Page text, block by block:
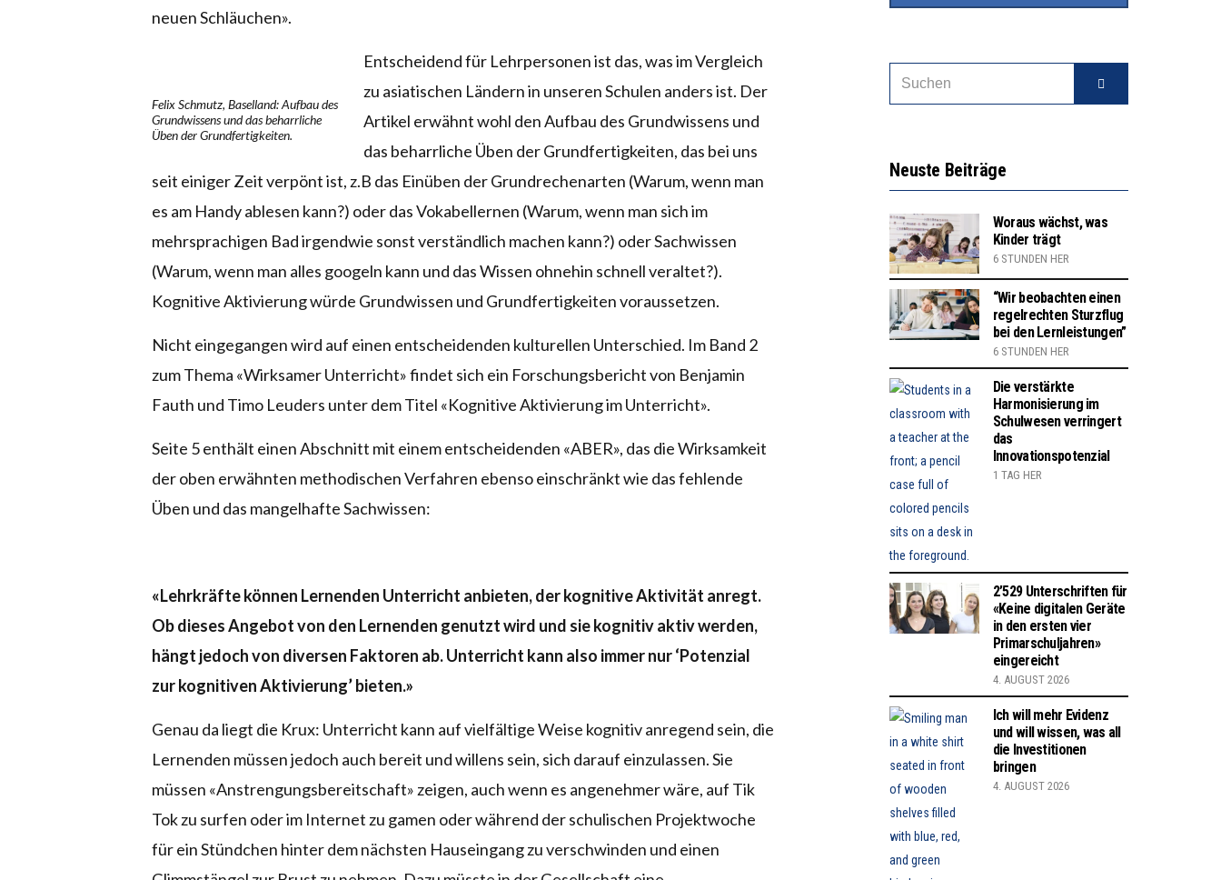
neuen Schläuchen».
Felix Schmutz, Baselland: Aufbau des
Grundwissens und das beharrliche
Üben der Grundfertigkeiten.
Entscheidend für Lehrpersonen ist das, was im Vergleich
zu asiatischen Ländern in unseren Schulen anders ist. Der
Artikel erwähnt wohl den Aufbau des Grundwissens und
das beharrliche Üben der Grundfertigkeiten, das bei uns
seit einiger Zeit verpönt ist, z.B das Einüben der Grundrechenarten (Warum, wenn man
es am Handy ablesen kann?) oder das Vokabellernen (Warum, wenn man sich im
mehrsprachigen Bad irgendwie sonst verständlich machen kann?) oder Sachwissen
(Warum, wenn man alles googeln kann und das Wissen ohnehin schnell veraltet?).
Kognitive Aktivierung würde Grundwissen und Grundfertigkeiten voraussetzen.
Nicht eingegangen wird auf einen entscheidenden kulturellen Unterschied. Im Band 2
zum Thema «Wirksamer Unterricht» findet sich ein Forschungsbericht von Benjamin
Fauth und Timo Leuders unter dem Titel «Kognitive Aktivierung im Unterricht».
Seite 5 enthält einen Abschnitt mit einem entscheidenden «ABER», das die Wirksamkeit
der oben erwähnten methodischen Verfahren ebenso einschränkt wie das fehlende
Üben und das mangelhafte Sachwissen:
«Lehrkräfte können Lernenden Unterricht anbieten, der kognitive Aktivität anregt.
Ob dieses Angebot von den Lernenden genutzt wird und sie kognitiv aktiv werden,
hängt jedoch von diversen Faktoren ab. Unterricht kann also immer nur ‘Potenzial
zur kognitiven Aktivierung’ bieten.»
Genau da liegt die Krux: Unterricht kann auf vielfältige Weise kognitiv anregend sein, die
Lernenden müssen jedoch auch bereit und willens sein, sich darauf einzulassen. Sie
müssen «Anstrengungsbereitschaft» zeigen, auch wenn es angenehmer wäre, auf Tik
Tok zu surfen oder im Internet zu gamen oder während der schulischen Projektwoche
für ein Stündchen hinter dem nächsten Hauseingang zu verschwinden und einen
Neuste Beiträge
Woraus wächst, was
Kinder trägt
6 STUNDEN HER
“Wir beobachten einen
regelrechten Sturzflug
bei den Lernleistungen”
6 STUNDEN HER
Die verstärkte
Harmonisierung im
Schulwesen verringert
das
Innovationspotenzial
1 TAG HER
2’529 Unterschriften für
«Keine digitalen Geräte
in den ersten vier
Primarschuljahren»
eingereicht
4. AUGUST 2026
Ich will mehr Evidenz
und will wissen, was all
die Investitionen
bringen
4. AUGUST 2026